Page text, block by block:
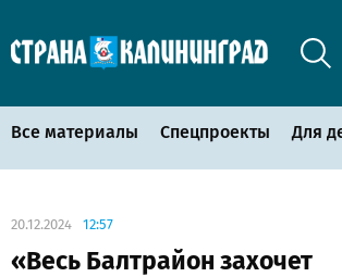
Все материалы Спецпроекты Для
20.12.2024 12:57
«Весь Балтрайон захочет